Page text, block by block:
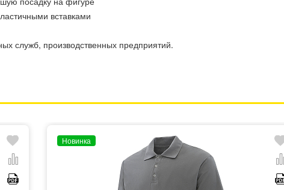
вставками
служб, производственных предприятий.
Новинка